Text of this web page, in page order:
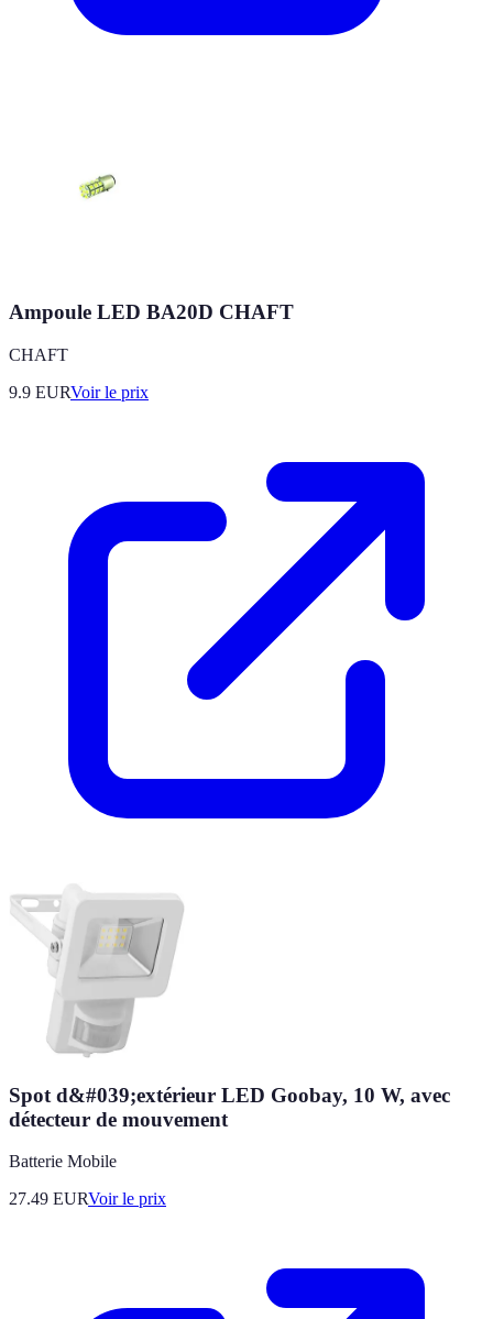
Ampoule LED BA20D CHAFT
CHAFT
9.9 EURVoir le prix
Spot d&#039;extérieur LED Goobay, 10 W, avec
détecteur de mouvement
Batterie Mobile
27.49 EURVoir le prix